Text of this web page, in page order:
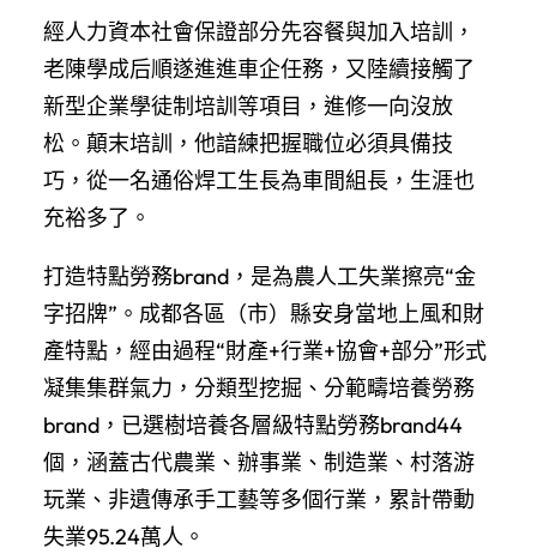
經人力資本社會保證部分先容餐與加入培訓，
老陳學成后順遂進進車企任務，又陸續接觸了
新型企業學徒制培訓等項目，進修一向沒放
松。顛末培訓，他諳練把握職位必須具備技
巧，從一名通俗焊工生長為車間組長，生涯也
充裕多了。
打造特點勞務brand，是為農人工失業擦亮“金
字招牌”。成都各區（市）縣安身當地上風和財
產特點，經由過程“財產+行業+協會+部分”形式
凝集集群氣力，分類型挖掘、分範疇培養勞務
brand，已選樹培養各層級特點勞務brand44
個，涵蓋古代農業、辦事業、制造業、村落游
玩業、非遺傳承手工藝等多個行業，累計帶動
失業95.24萬人。